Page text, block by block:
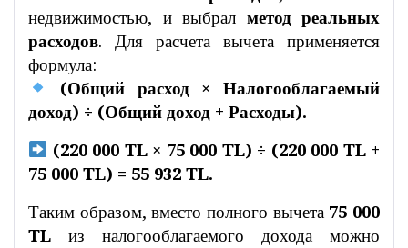
недвижимостью, и выбрал метод реальных
расходов. Для расчета вычета применяется
формула:
(Общий расход × Налогооблагаемый
доход) ÷ (Общий доход + Расходы).
(220 000 TL × 75 000 TL) ÷ (220 000 TL +
75 000 TL) = 55 932 TL.
Таким образом, вместо полного вычета 75 000
TL из налогооблагаемого дохода можно